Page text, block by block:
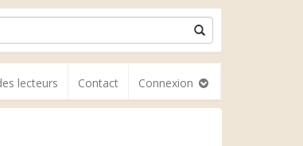
lecteurs Contact Connexion